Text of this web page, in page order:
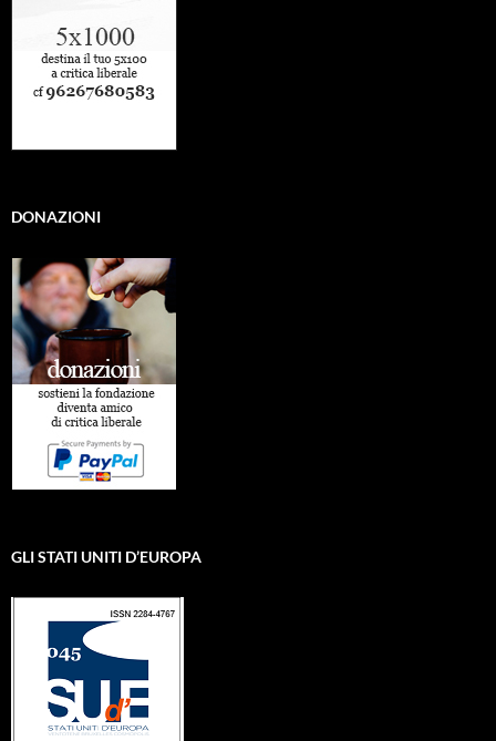
DONAZIONI
GLI STATI UNITI D’EUROPA